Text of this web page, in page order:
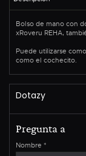
Bolso de mano con
xRoveru REHA,
Puede utilizarse
como el cochecito.
Pregunta a
Nombre *